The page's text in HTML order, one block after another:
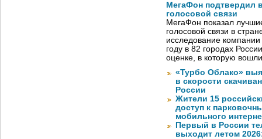
МегаФон подтвердил
голосовой связи
МегаФон показал
голосовой связи в
исследование
году в 82 городах
оценке, в которую
«Турбо Облако»
в скорости
России
Жители 15
доступ к
мобильного
Первый в России
выходит летом